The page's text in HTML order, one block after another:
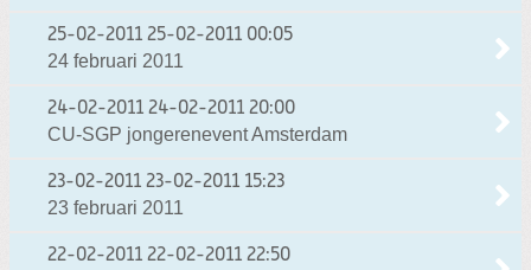
25-02-2011 25-02-2011 00:05
24 februari 2011
24-02-2011 24-02-2011 20:00
CU-SGP jongerenevent Amsterdam
23-02-2011 23-02-2011 15:23
23 februari 2011
22-02-2011 22-02-2011 22:50